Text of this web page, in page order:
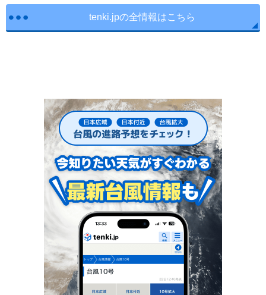
tenki.jpの全情報はこちら